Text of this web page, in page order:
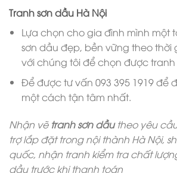
Tranh sơn dầu Hà Nội
Lựa chọn cho gia đình mình một
sơn dầu đẹp, bền vững theo thời
với chúng tôi để chọn được
Để được tư vấn 093 395 1919 để
một cách tận tâm nhất.
Nhận vẽ tranh sơn dầutheo yêu
trợ lắp đặt trong nội thành Hà Nội,
quốc, nhận tranh kiểm tra chất
dầu trước khi thanh toán